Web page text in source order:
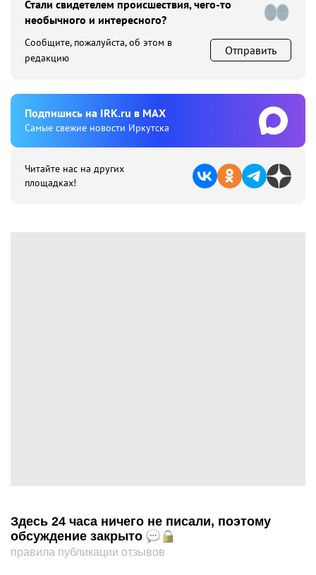
Стали свидетелем происшествия, чего-то
необычного и интересного?
Сообщите, пожалуйста, об этом в
редакцию
Отправить
Подпишиcь на IRK.ru в MAX
Cамые свежие новости Иркутска
Читайте нас на других
площадках!
Здесь 24 часа ничего не писали, поэтому
обсуждение закрыто
правила публикации отзывов